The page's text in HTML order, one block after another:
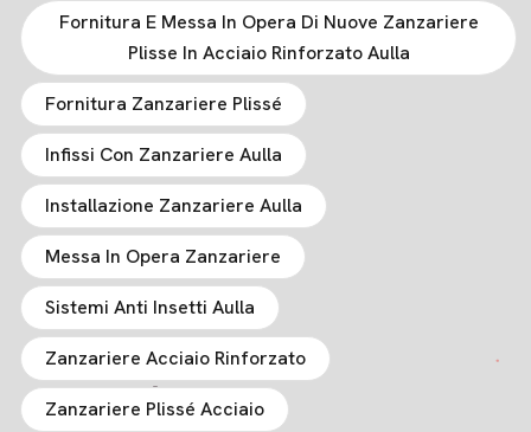
Fornitura E Messa In Opera Di Nuove Zanzariere
Plisse In Acciaio Rinforzato Aulla
Fornitura Zanzariere Plissé
Infissi Con Zanzariere Aulla
Installazione Zanzariere Aulla
Messa In Opera Zanzariere
Sistemi Anti Insetti Aulla
Zanzariere Acciaio Rinforzato
Zanzariere Plissé Acciaio